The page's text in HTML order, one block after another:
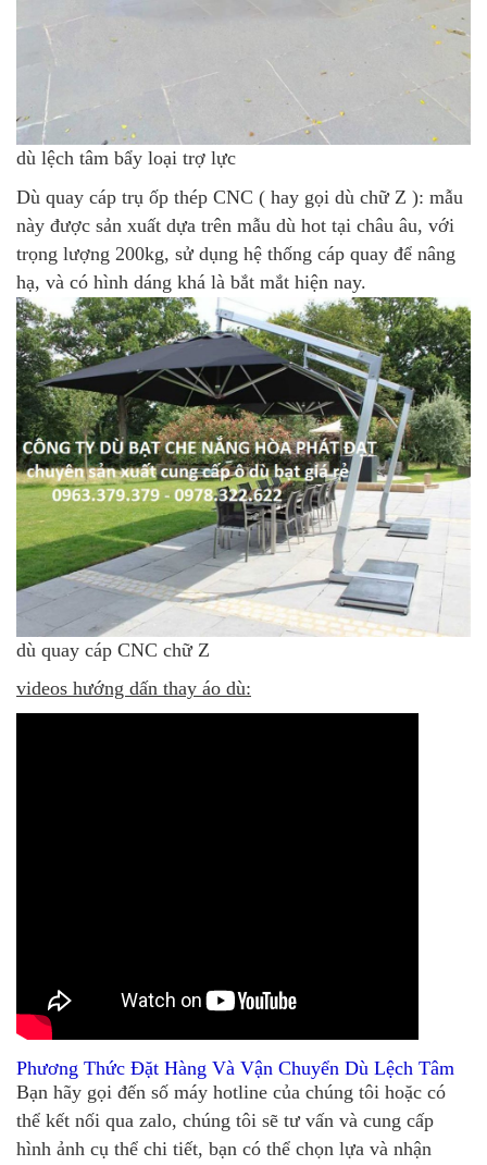
dù lệch tâm bẩy loại trợ lực
Dù quay cáp trụ ốp thép CNC ( hay gọi dù chữ Z ): mẫu
này được sản xuất dựa trên mẫu dù hot tại châu âu, với
trọng lượng 200kg, sử dụng hệ thống cáp quay để nâng
hạ, và có hình dáng khá là bắt mắt hiện nay.
dù quay cáp CNC chữ Z
videos hướng dấn thay áo dù:
Phương Thức Đặt Hàng Và Vận Chuyển Dù Lệch Tâm
Bạn hãy gọi đến số máy hotline của chúng tôi hoặc có
thể kết nối qua zalo, chúng tôi sẽ tư vấn và cung cấp
hình ảnh cụ thể chi tiết, bạn có thể chọn lựa và nhận